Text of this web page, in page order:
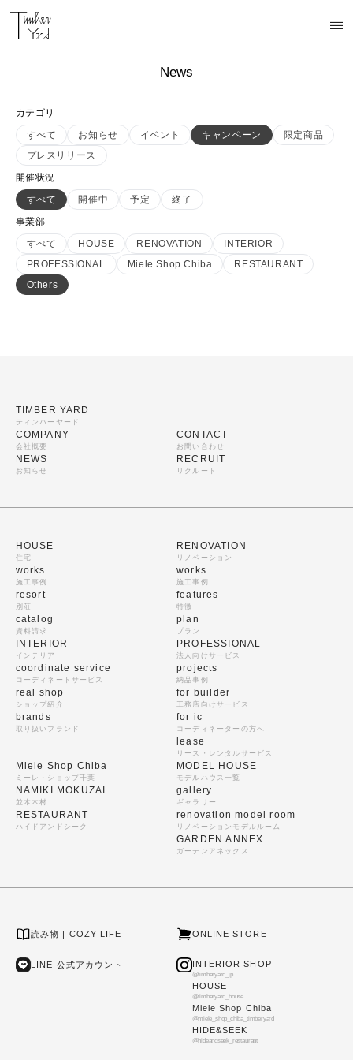
News
カテゴリ
すべて
お知らせ イベント キャンペーン
限定商品
プレスリリース
開催状況
すべて
開催中 予定
終了
事業部
すべて
HOUSE RENOVATION
INTERIOR
PROFESSIONAL
Miele Shop Chiba
RESTAURANT
Others
TIMBER YARD
ティンバーヤード
COMPANY
会社概要
NEWS
お知らせ
CONTACT
お問い合わせ
RECRUIT
リクルート
HOUSE
住宅
works
施工事例
resort
別荘
catalog
資料請求
RENOVATION
リノベーション
works
施工事例
features
特徴
plan
プラン
INTERIOR
インテリア
coordinate service
コーディネートサービス
real shop
ショップ紹介
brands
取り扱いブランド
PROFESSIONAL
法人向けサービス
projects
納品事例
for builder
工務店向けサービス
for ic
コーディネーターの方へ
lease
リース・レンタルサービス
Miele Shop Chiba
ミーレ・ショップ千葉
NAMIKI MOKUZAI
並木木材
RESTAURANT
ハイドアンドシーク
MODEL HOUSE
モデルハウス一覧
gallery
ギャラリー
renovation model room
リノベーションモデルルーム
GARDEN ANNEX
ガーデンアネックス
読み物 | COZY LIFE ONLINE STORE
LINE 公式アカウント INTERIOR SHOP
@timberyard_jp
HOUSE
@timberyard_house
Miele Shop Chiba
@miele_shop_chiba_timberyard
HIDE&SEEK
@hideandseek_restaurant